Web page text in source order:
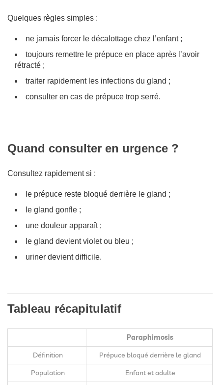
Quelques règles simples :
ne jamais forcer le décalottage chez l’enfant ;
toujours remettre le prépuce en place après l’avoir
rétracté ;
traiter rapidement les infections du gland ;
consulter en cas de prépuce trop serré.
Quand consulter en urgence ?
Consultez rapidement si :
le prépuce reste bloqué derrière le gland ;
le gland gonfle ;
une douleur apparaît ;
le gland devient violet ou bleu ;
uriner devient difficile.
Tableau récapitulatif
Paraphimosis
Définition
Prépuce bloqué derrière le gland
Population
Enfant et adulte